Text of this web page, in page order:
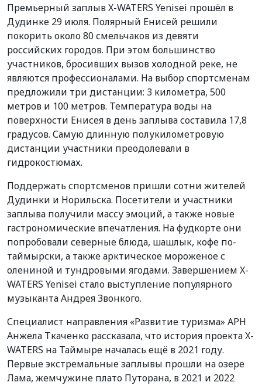
Премьерный заплыв X-WATERS Yenisei прошёл в
Дудинке 29 июля. Полярный Енисей решили
покорить около 80 смельчаков из девяти
российских городов. При этом большинство
участников, бросивших вызов холодной реке, не
являются профессионалами. На выбор спортсменам
предложили три дистанции: 3 километра, 500
метров и 100 метров. Температура воды на
поверхности Енисея в день заплыва составила 17,8
градусов. Самую длинную полукилометровую
дистанции участники преодолевали в
гидрокостюмах.
Поддержать спортсменов пришли сотни жителей
Дудинки и Норильска. Посетители и участники
заплыва получили массу эмоций, а также новые
гастрономические впечатления. На фудкорте они
попробовали северные блюда, шашлык, кофе по-
таймырски, а также арктическое мороженое с
олениной и тундровыми ягодами. Завершением X-
WATERS Yenisei стало выступление популярного
музыканта Андрея Звонкого.
Специалист направления «Развитие туризма» АРН
Анжела Ткаченко рассказала, что история проекта X-
WATERS на Таймыре началась ещё в 2021 году.
Первые экстремальные заплывы прошли на озере
Лама, жемчужине плато Путорана, в 2021 и 2022